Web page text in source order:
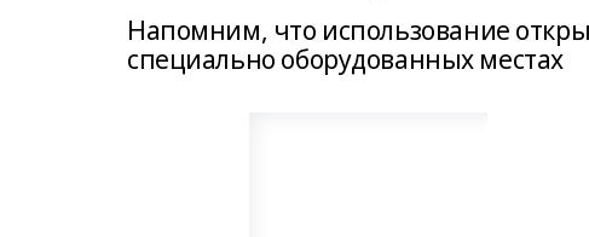
Напомним, что использование
специально оборудованных местах